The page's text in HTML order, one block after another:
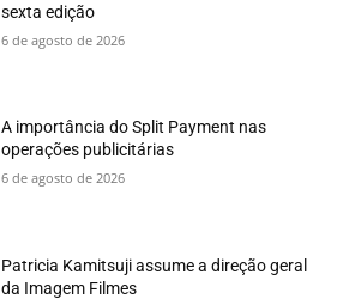
sexta edição
6 de agosto de 2026
A importância do Split Payment nas
operações publicitárias
6 de agosto de 2026
Patricia Kamitsuji assume a direção geral
da Imagem Filmes